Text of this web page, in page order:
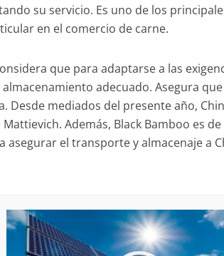
su servicio. Es uno de los
en el comercio de carne.
que para adaptarse a las
adecuado. Asegura
Desde mediados del presente año,
Además, Black Bamboo es
el transporte y almacenaje a